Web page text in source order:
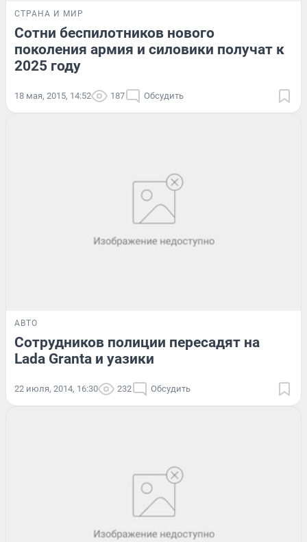
СТРАНА И МИР
Сотни беспилотников нового
поколения армия и силовики получат к
2025 году
18 мая, 2015, 14:52 187 Обсудить
АВТО
Сотрудников полиции пересадят на
Lada Granta и уазики
22 июля, 2014, 16:30 232 Обсудить